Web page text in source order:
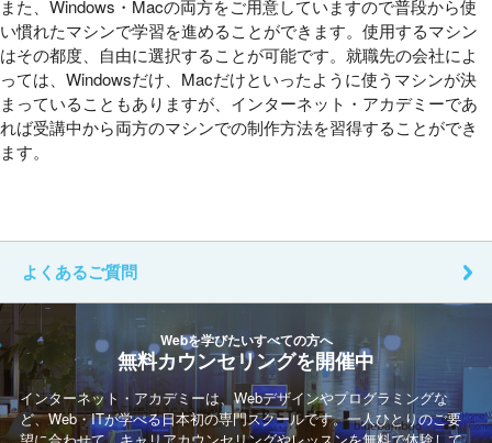
また、Windows・Macの両方をご用意していますので普段から使
い慣れたマシンで学習を進めることができます。使用するマシン
はその都度、自由に選択することが可能です。就職先の会社によ
っては、Windowsだけ、Macだけといったように使うマシンが決
まっていることもありますが、インターネット・アカデミーであ
れば受講中から両方のマシンでの制作方法を習得することができ
ます。
よくあるご質問
Webを学びたいすべての方へ
無料カウンセリングを開催中
インターネット・アカデミーは、Webデザインやプログラミングな
ど、Web・ITが学べる日本初の専門スクールです。一人ひとりのご要